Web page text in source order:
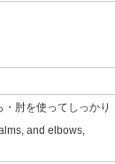
肘を使ってしっかり
and elbows,